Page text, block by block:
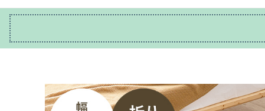
冷蔵庫
テーブル/デスク
ベッド/寝具